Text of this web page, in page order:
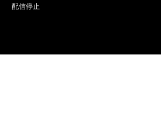
配信停止